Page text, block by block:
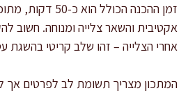
אקטיבית והשאר צלייה ומנוחה. חשוב
אחרי הצלייה – זהו שלב קריטי בהשגת
המתכון מצריך תשומת לב לפרטים אך